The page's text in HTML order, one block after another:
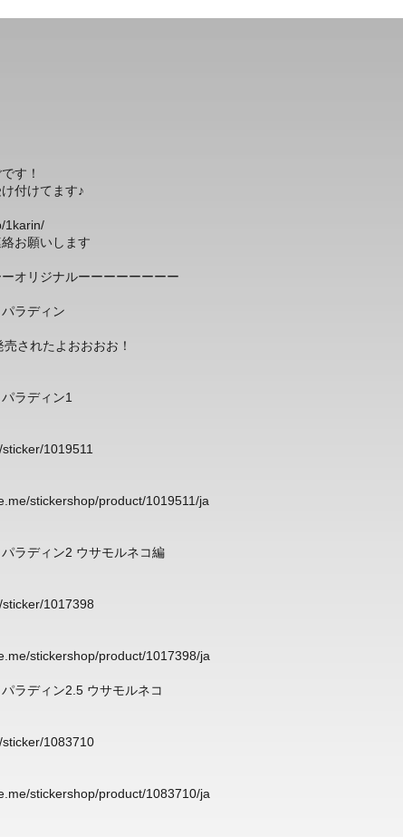
す！
付けてます♪
1karin/
お願いします
オリジナルーーーーーーーー
ラディン
されたよおおおお！
ラディン1
1019511
stickershop/product/1019511/ja
ラディン2 ウサモルネコ編
1017398
stickershop/product/1017398/ja
ラディン2.5 ウサモルネコ
1083710
stickershop/product/1083710/ja